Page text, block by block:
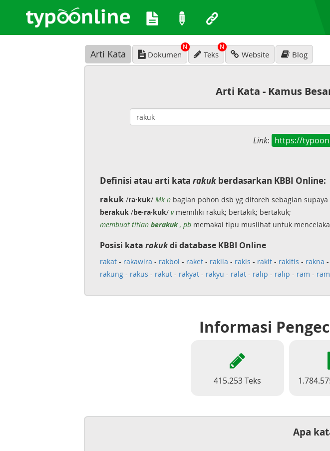
Arti Kata Dokumen
N
Teks
N
Website Blog
Arti Kata - Kamus
Link: https://
Definisi atau arti kata rakukberdasarkan KBBI Online:
rakuk/ra·kuk/ Mk nbagian pohon dsb yg ditoreh sebagian
berakuk/be·ra·kuk/ vmemiliki rakuk; bertakik; bertakuk;
membuat titian berakuk, pbmemakai tipu muslihat untuk
Posisi kata rakukdi database KBBI Online
rakat- rakawira - rakbol - raket- rakila - rakis - rakit- rakitis - rakna -
rakung- rakus - rakut- rakyat- rakyu - ralat- ralip - ralip - ram - ram
Informasi
415.253 Teks
Apa